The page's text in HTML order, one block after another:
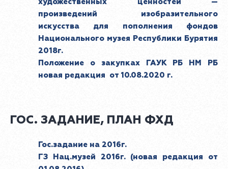
произведений изобразительного
искусства для пополнения фондов
Национального музея Республики Бурятия
2018г.
Положение о закупках ГАУК РБ НМ РБ
новая редакция от 10.08.2020 г.
ГОС. ЗАДАНИЕ, ПЛАН ФХД
Гос.задание на 2016г.
ГЗ Нац.музей 2016г. (новая редакция от